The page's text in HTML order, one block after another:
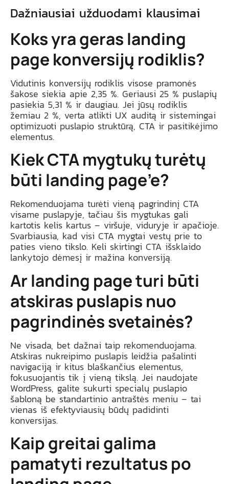
Dažniausiai užduodami klausimai
Koks yra geras landing
page konversijų rodiklis?
Vidutinis konversijų rodiklis visose pramonės
šakose siekia apie 2,35 %. Geriausi 25 % puslapių
pasiekia 5,31 % ir daugiau. Jei jūsų rodiklis
žemiau 2 %, verta atlikti UX auditą ir sistemingai
optimizuoti puslapio struktūrą, CTA ir pasitikėjimo
elementus.
Kiek CTA mygtukų turėtų
būti landing page’e?
Rekomenduojama turėti vieną pagrindinį CTA
visame puslapyje, tačiau šis mygtukas gali
kartotis kelis kartus – viršuje, viduryje ir apačioje.
Svarbiausia, kad visi CTA mygtai vestų prie to
paties vieno tikslo. Keli skirtingi CTA išsklaido
lankytojo dėmesį ir mažina konversiją.
Ar landing page turi būti
atskiras puslapis nuo
pagrindinės svetainės?
Ne visada, bet dažnai taip rekomenduojama.
Atskiras nukreipimo puslapis leidžia pašalinti
navigaciją ir kitus blaškančius elementus,
fokusuojantis tik į vieną tikslą. Jei naudojate
WordPress, galite sukurti specialų puslapio
šabloną be standartinio antraštės meniu – tai
vienas iš efektyviausių būdų padidinti
konversijas.
Kaip greitai galima
pamatyti rezultatus po